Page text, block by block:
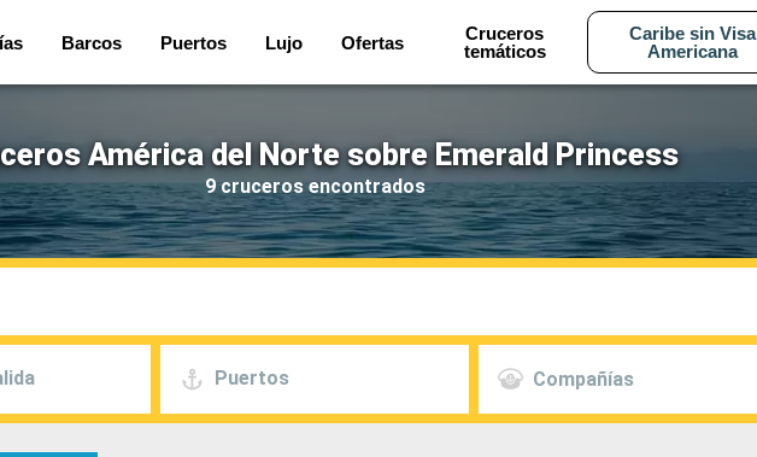
Barcos Puertos Lujo Ofertas
Cruceros
temáticos
Caribe sin Visa
Americana
América del Norte sobre Emerald Princess
9 cruceros encontrados
Puertos Compañías